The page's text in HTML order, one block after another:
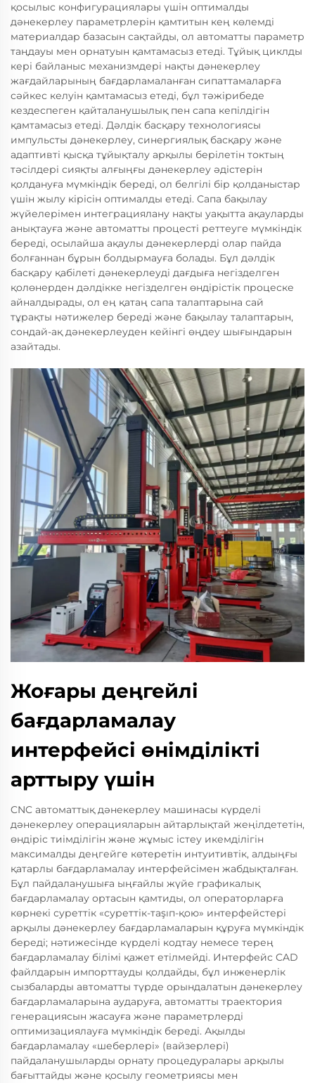
қосылыс конфигурациялары үшін оптималды
дәнекерлеу параметрлерін қамтитын кең көлемді
материалдар базасын сақтайды, ол автоматты параметр
таңдауы мен орнатуын қамтамасыз етеді. Тұйық циклды
кері байланыс механизмдері нақты дәнекерлеу
жағдайларының бағдарламаланған сипаттамаларға
сәйкес келуін қамтамасыз етеді, бұл тәжірибеде
кездеспеген қайталанушылық пен сапа кепілдігін
қамтамасыз етеді. Дәлдік басқару технологиясы
импульсты дәнекерлеу, синергиялық басқару және
адаптивті қысқа тұйықталу арқылы берілетін токтың
тәсілдері сияқты алғыңғы дәнекерлеу әдістерін
қолдануға мүмкіндік береді, ол белгілі бір қолданыстар
үшін жылу кірісін оптималды етеді. Сапа бақылау
жүйелерімен интеграциялану нақты уақытта ақауларды
анықтауға және автоматты процесті реттеуге мүмкіндік
береді, осылайша ақаулы дәнекерлерді олар пайда
болғаннан бұрын болдырмауға болады. Бұл дәлдік
басқару қабілеті дәнекерлеуді дағдыға негізделген
қолөнерден дәлдікке негізделген өндірістік процеске
айналдырады, ол ең қатаң сапа талаптарына сай
тұрақты нәтижелер береді және бақылау талаптарын,
сондай-ақ дәнекерлеуден кейінгі өңдеу шығындарын
азайтады.
Жоғары деңгейлі
бағдарламалау
интерфейсі өнімділікті
арттыру үшін
CNC автоматтық дәнекерлеу машинасы күрделі
дәнекерлеу операцияларын айтарлықтай жеңілдететін,
өндіріс тиімділігін және жұмыс істеу икемділігін
максималды деңгейге көтеретін интуитивтік, алдыңғы
қатарлы бағдарламалау интерфейсімен жабдықталған.
Бұл пайдаланушыға ыңғайлы жүйе графикалық
бағдарламалау ортасын қамтиды, ол операторларға
көрнекі суреттік «суреттік-таşıп-қою» интерфейстері
арқылы дәнекерлеу бағдарламаларын құруға мүмкіндік
береді; нәтижесінде күрделі кодтау немесе терең
бағдарламалау білімі қажет етілмейді. Интерфейс CAD
файлдарын импорттауды қолдайды, бұл инженерлік
сызбаларды автоматты түрде орындалатын дәнекерлеу
бағдарламаларына аударуға, автоматты траектория
генерациясын жасауға және параметрлерді
оптимизациялауға мүмкіндік береді. Ақылды
бағдарламалау «шеберлері» (вайзерлері)
пайдаланушыларды орнату процедуралары арқылы
бағыттайды және қосылу геометриясы мен